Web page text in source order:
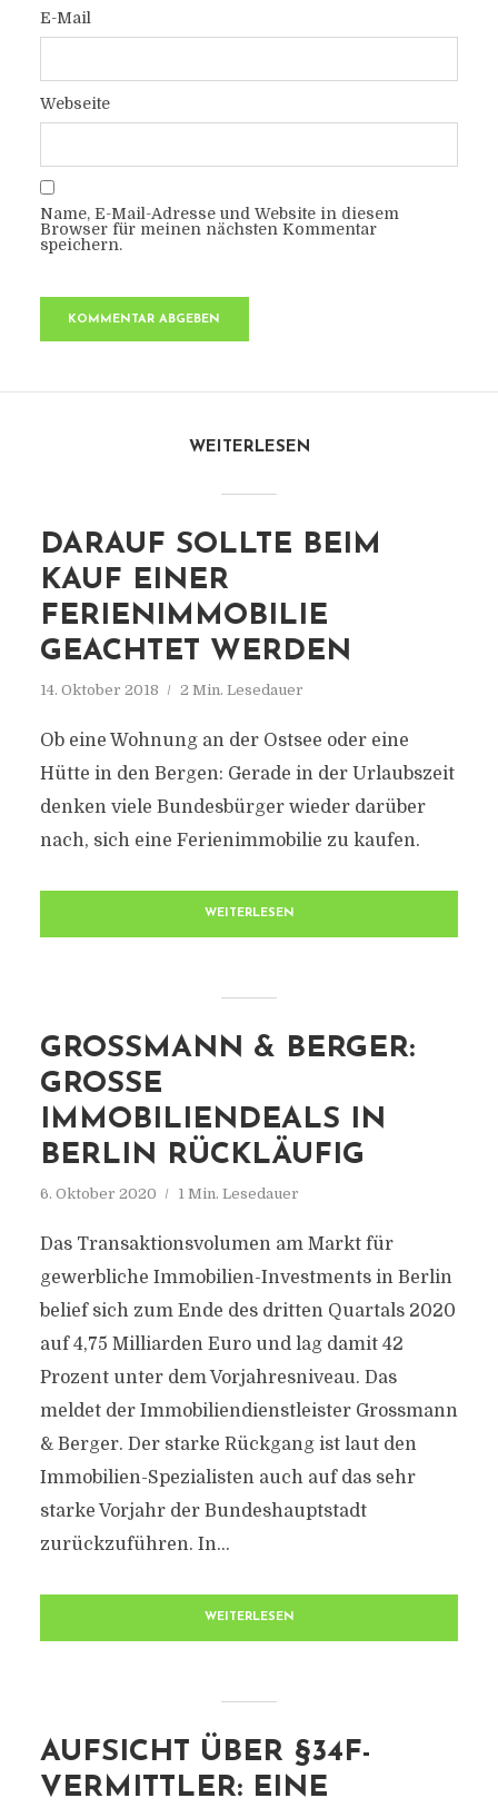
E-Mail
Webseite
Name, E-Mail-Adresse und Website in diesem
Browser für meinen nächsten Kommentar
speichern.
WEITERLESEN
DARAUF SOLLTE BEIM
KAUF EINER
FERIENIMMOBILIE
GEACHTET WERDEN
14. Oktober 2018 2 Min. Lesedauer
Ob eine Wohnung an der Ostsee oder eine
Hütte in den Bergen: Gerade in der Urlaubszeit
denken viele Bundesbürger wieder darüber
nach, sich eine Ferienimmobilie zu kaufen.
WEITERLESEN
GROSSMANN & BERGER:
GROSSE I
MMOBILIENDEALS IN B
ERLIN RÜCKLÄUFIG
6. Oktober 2020 1 Min. Lesedauer
Das Transaktionsvolumen am Markt für
gewerbliche Immobilien-Investments in Berlin
belief sich zum Ende des dritten Quartals 2020
auf 4,75 Milliarden Euro und lag damit 42
Prozent unter dem Vorjahresniveau. Das
meldet der Immobiliendienstleister Grossmann
& Berger. Der starke Rückgang ist laut den
Immobilien-Spezialisten auch auf das sehr
starke Vorjahr der Bundeshauptstadt
zurückzuführen. In...
WEITERLESEN
AUFSICHT ÜBER §34F-
VERMITTLER: EINE